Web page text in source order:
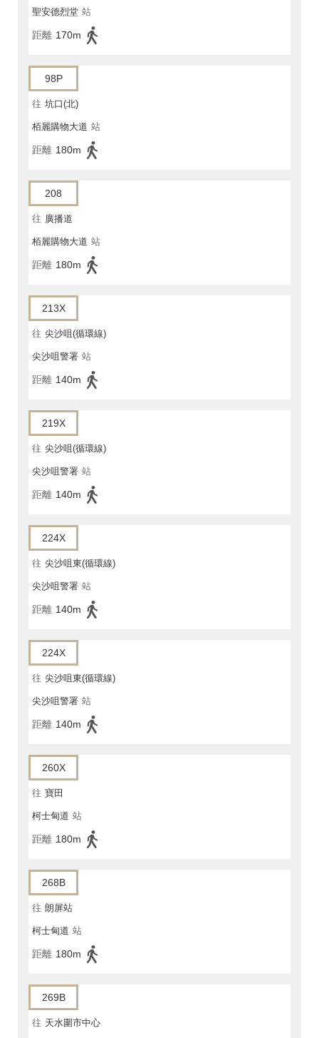
聖安德烈堂 站
距離 170m
98P
往 坑口(北)
栢麗購物大道 站
距離 180m
208
往 廣播道
栢麗購物大道 站
距離 180m
213X
往 尖沙咀(循環線)
尖沙咀警署 站
距離 140m
219X
往 尖沙咀(循環線)
尖沙咀警署 站
距離 140m
224X
往 尖沙咀東(循環線)
尖沙咀警署 站
距離 140m
224X
往 尖沙咀東(循環線)
尖沙咀警署 站
距離 140m
260X
往 寶田
柯士甸道 站
距離 180m
268B
往 朗屏站
柯士甸道 站
距離 180m
269B
往 天水圍市中心